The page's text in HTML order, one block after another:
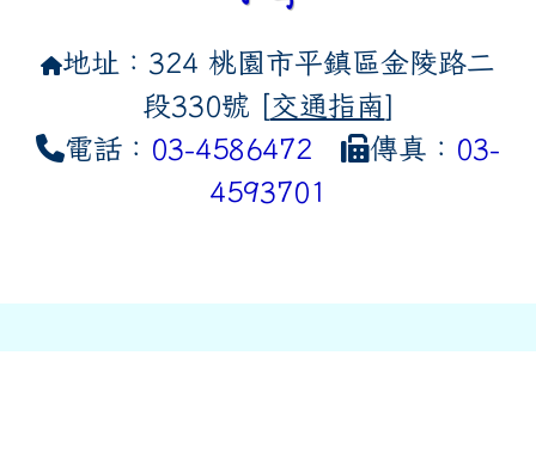
地址：324 桃園市平鎮區金陵路二
段330號 [交通指南]
電話： 03-4586472 傳真： 03-
4593701